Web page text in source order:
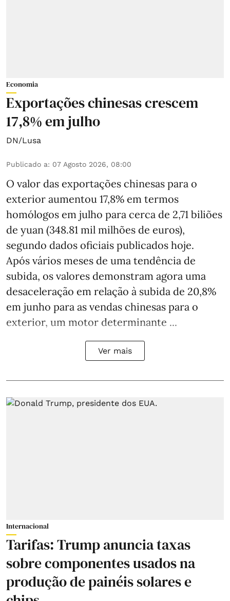
Economia
Exportações chinesas crescem
17,8% em julho
DN/Lusa
Publicado a: 07 Agosto 2026, 08:00
O valor das exportações chinesas para o
exterior aumentou 17,8% em termos
homólogos em julho para cerca de 2,71 biliões
de yuan (348.81 mil milhões de euros),
segundo dados oficiais publicados hoje.
Após vários meses de uma tendência de
subida, os valores demonstram agora uma
desaceleração em relação à subida de 20,8%
em junho para as vendas chinesas para o
exterior, um motor determinante ...
Ver mais
Internacional
Tarifas: Trump anuncia taxas
sobre componentes usados na
produção de painéis solares e